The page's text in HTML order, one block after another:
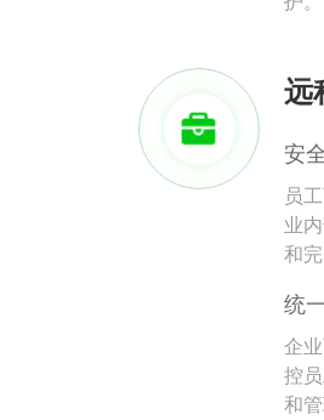
远
安
员
业
和完
统
企
控
和管